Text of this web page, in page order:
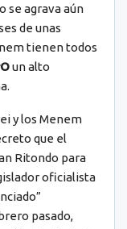
se agrava aún
de unas
tienen todos
un alto
y los Menem
que el
Ritondo para
oficialista
pasado,